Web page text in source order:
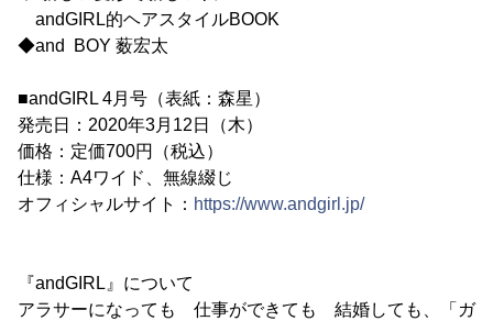
andGIRL的ヘアスタイルBOOK
◆and BOY 薮宏太
■andGIRL 4月号（表紙：森星）
発売日：2020年3月12日（木）
価格：定価700円（税込）
仕様：A4ワイド、無線綴じ
オフィシャルサイト： https://www.andgirl.jp/
『andGIRL』について
アラサーになっても 仕事ができても 結婚しても、「ガ